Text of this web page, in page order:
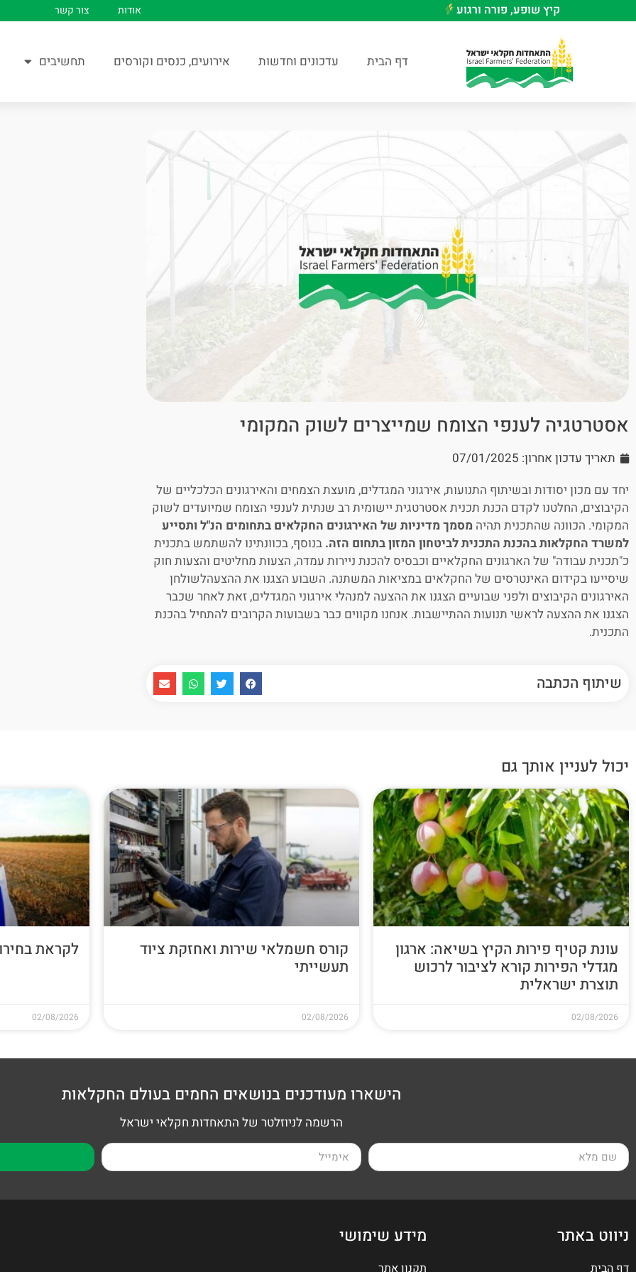
קיץ שופע, פורה ורגוע אודות צור קשר
דף הבית עדכונים וחדשות אירועים, כנסים וקורסים תחשיבים
אסטרטגיה לענפי הצומח שמייצרים לשוק המקומי
תאריך עדכון אחרון: 07/01/2025
יחד עם מכון יסודות ובשיתוף התנועות, אירגוני המגדלים, מועצת הצמחים והאירגונים הכלכליים של
הקיבוצים, החלטנו לקדם הכנת תכנית אסטרטגית יישומית רב שנתית לענפי הצומח שמיועדים לשוק
המקומי. הכוונה שהתכנית תהיה מסמך מדיניות של האירגונים החקלאים בתחומים הנ"ל ותסייע
למשרד החקלאות בהכנת התכנית לביטחון המזון בתחום הזה. בנוסף, בכוונתינו להשתמש בתכנית
כ"תכנית עבודה" של הארגונים החקלאיים וכבסיס להכנת ניירות עמדה, הצעות מחליטים והצעות חוק
שיסייעו בקידום האינטרסים של החקלאים במציאות המשתנה. השבוע הצגנו את ההצעהלשולחן
האירגונים הקיבוצים ולפני שבועיים הצגנו את ההצעה למנהלי אירגוני המגדלים, זאת לאחר שכבר
הצגנו את ההצעה לראשי תנועות ההתיישבות. אנחנו מקווים כבר בשבועות הקרובים להתחיל בהכנת
התכנית.
שיתוף הכתבה
יכול לעניין אותך גם
עונת קטיף פירות הקיץ בשיאה: ארגון
מגדלי הפירות קורא לציבור לרכוש
תוצרת ישראלית
02/08/2026
קורס חשמלאי שירות ואחזקת ציוד
תעשייתי
02/08/2026
לקראת בחירות
02/08/2026
הישארו מעודכנים בנושאים החמים בעולם החקלאות
הרשמה לניוזלטר של התאחדות חקלאי ישראל
ניווט באתר מידע שימושי